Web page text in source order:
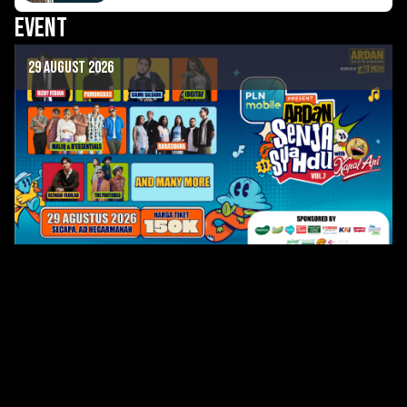
Event
29 August 2026